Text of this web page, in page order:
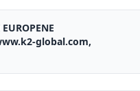
global.com,